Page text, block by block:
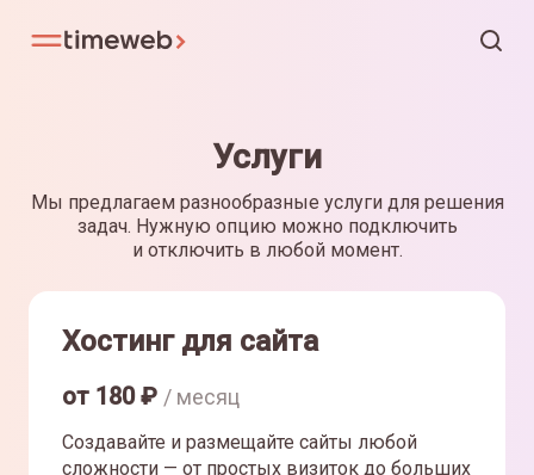
Услуги
Мы предлагаем разнообразные услуги для решения
задач. Нужную опцию можно подключить
и отключить в любой момент.
Хостинг для сайта
от 180₽ / месяц
Создавайте и размещайте сайты любой
сложности — от простых визиток до больших